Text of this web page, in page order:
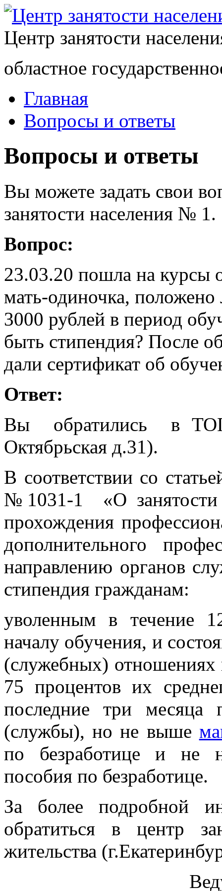
Центр занятости
областное
Главная
Вопросы и ответы
Вопросы и ответы
Вы можете задать свои
занятости населения № 1.
Вопрос:
23.03.20 пошла на курсы
мать-одиночка,
3000 рублей в период
быть стипендия? После
дали сертификат об
Ответ:
Вы обратились в
Октябрьская д.31).
В соответствии со
№1031-1 «О
прохождения
дополнительного
направлению органов
стипендия гражданам:
уволенным в течение
началу обучения, и
(служебных) отношениях
75 процентов их
последние три месяца
(службы), но не выше
по безработице и не
пособия по безработице.
За более подробной
обратиться в центр
жительства